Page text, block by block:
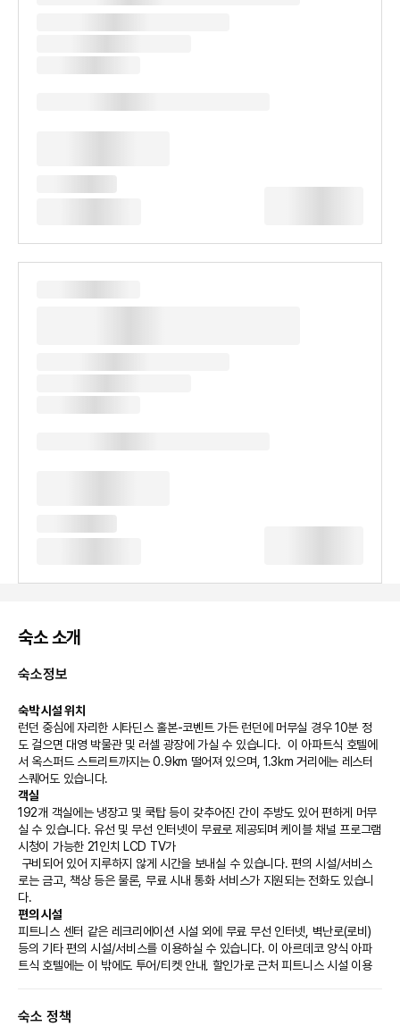
숙소 소개
숙소정보
숙박 시설 위치
런던 중심에 자리한 시타딘스 홀본-코벤트 가든 런던에 머무실 경우 10분 정
도 걸으면 대영 박물관 및 러셀 광장에 가실 수 있습니다.  이 아파트식 호텔에
서 옥스퍼드 스트리트까지는 0.9km 떨어져 있으며, 1.3km 거리에는 레스터
스퀘어도 있습니다.
객실
192개 객실에는 냉장고 및 쿡탑 등이 갖추어진 간이 주방도 있어 편하게 머무
실 수 있습니다. 유선 및 무선 인터넷이 무료로 제공되며 케이블 채널 프로그램
시청이 가능한 21인치 LCD TV가
로는 금고, 책상 등은 물론, 무료 시내 통화 서비스가 지원되는 전화도 있습니
다.
편의 시설
피트니스 센터 같은 레크리에이션 시설 외에 무료 무선 인터넷, 벽난로(로비)
등의 기타 편의 시설/서비스를 이용하실 수 있습니다. 이 아르데코 양식 아파
트식 호텔에는 이 밖에도 투어/티켓 안내, 할인가로 근처 피트니스 시설 이용
시타딘스 홀본-코벤트 가든 런던의 숙박 고객을 위해 서비스를 제공하는 식료
숙소 정책